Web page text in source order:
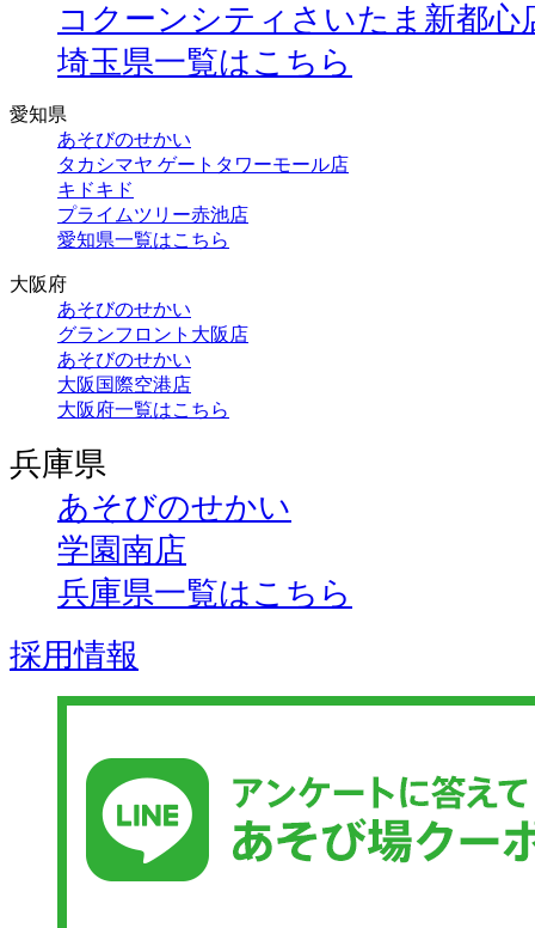
コクーンシティさいたま新都心
埼玉県一覧はこちら
愛知県
あそびのせかい
タカシマヤ ゲートタワーモール店
キドキド
プライムツリー赤池店
愛知県一覧はこちら
大阪府
あそびのせかい
グランフロント大阪店
あそびのせかい
大阪国際空港店
大阪府一覧はこちら
兵庫県
あそびのせかい
学園南店
兵庫県一覧はこちら
採用情報